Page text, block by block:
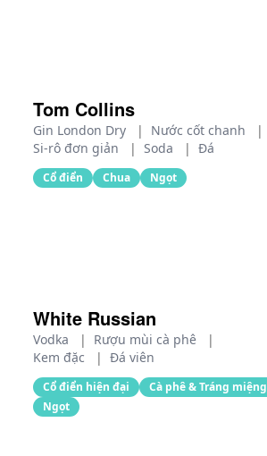
Tom Collins
Gin London Dry | Nước cốt chanh
|
Si-rô đơn giản
| Soda | Đá
Cổ điển Chua Ngọt
White Russian
Vodka | Rượu mùi cà phê
|
Kem đặc
| Đá viên
Cổ điển hiện đại
Cà phê & Tráng miệng
Ngọt